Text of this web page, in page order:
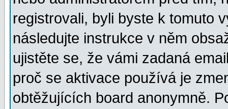
registrovali, byli byste k tomuto
následujte instrukce v něm
ujistěte se, že vámi zadaná
proč se aktivace používá je
obtěžujících board anonymně.